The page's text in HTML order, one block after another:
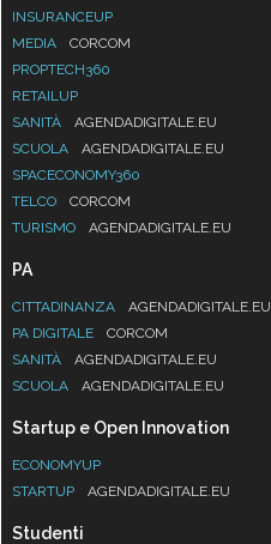
INSURANCEUP
MEDIA
CORCOM
PROPTECH360
RETAILUP
SANITÀ
AGENDADIGITALE.EU
SCUOLA
AGENDADIGITALE.EU
SPACECONOMY360
TELCO
CORCOM
TURISMO
AGENDADIGITALE.EU
PA
CITTADINANZA
AGENDADIGITALE.EU
PA DIGITALE
CORCOM
SANITÀ
AGENDADIGITALE.EU
SCUOLA
AGENDADIGITALE.EU
Startup e Open Innovation
ECONOMYUP
STARTUP
AGENDADIGITALE.EU
Studenti